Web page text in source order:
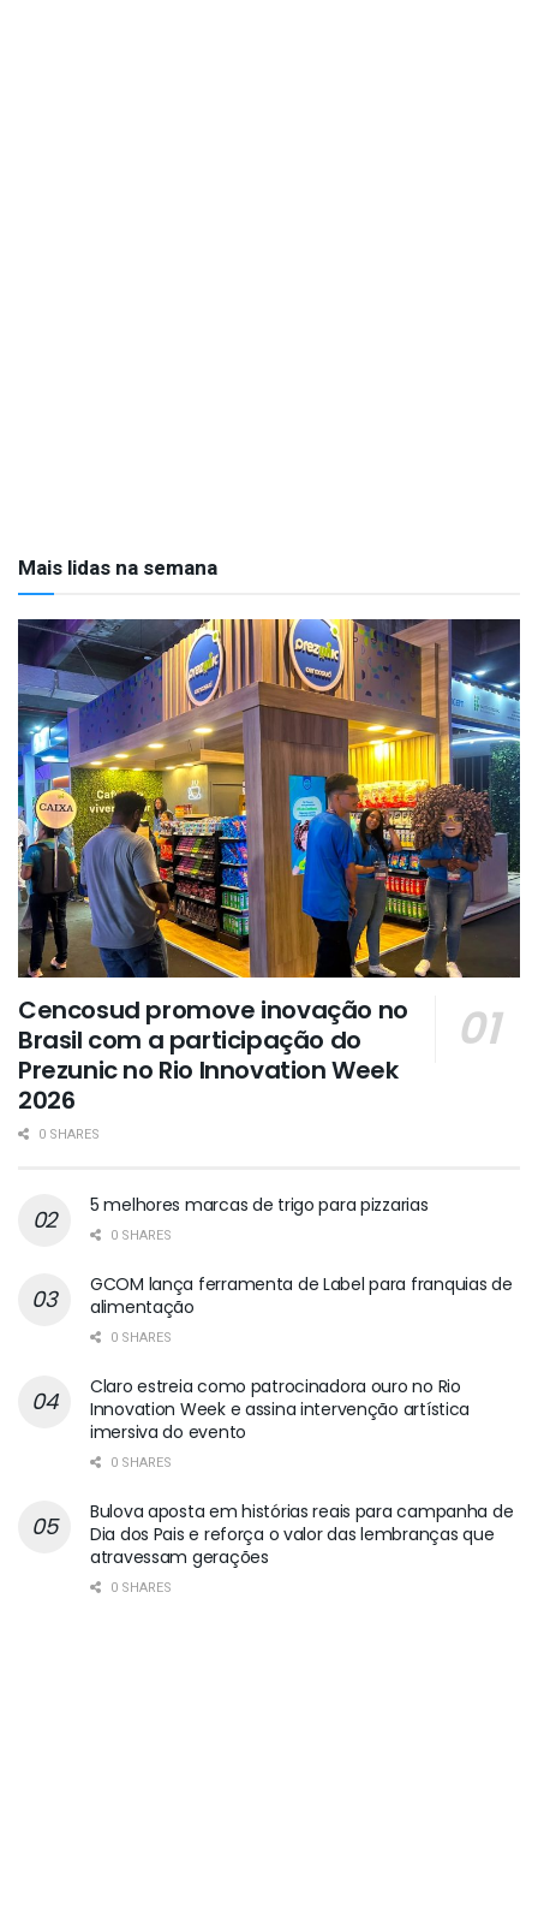
Mais lidas na semana
Cencosud promove inovação no
Brasil com a participação do
Prezunic no Rio Innovation Week
2026
0 SHARES
5 melhores marcas de trigo para pizzarias
0 SHARES
GCOM lança ferramenta de Label para franquias de
alimentação
0 SHARES
Claro estreia como patrocinadora ouro no Rio
Innovation Week e assina intervenção artística
imersiva do evento
0 SHARES
Bulova aposta em histórias reais para campanha de
Dia dos Pais e reforça o valor das lembranças que
atravessam gerações
0 SHARES